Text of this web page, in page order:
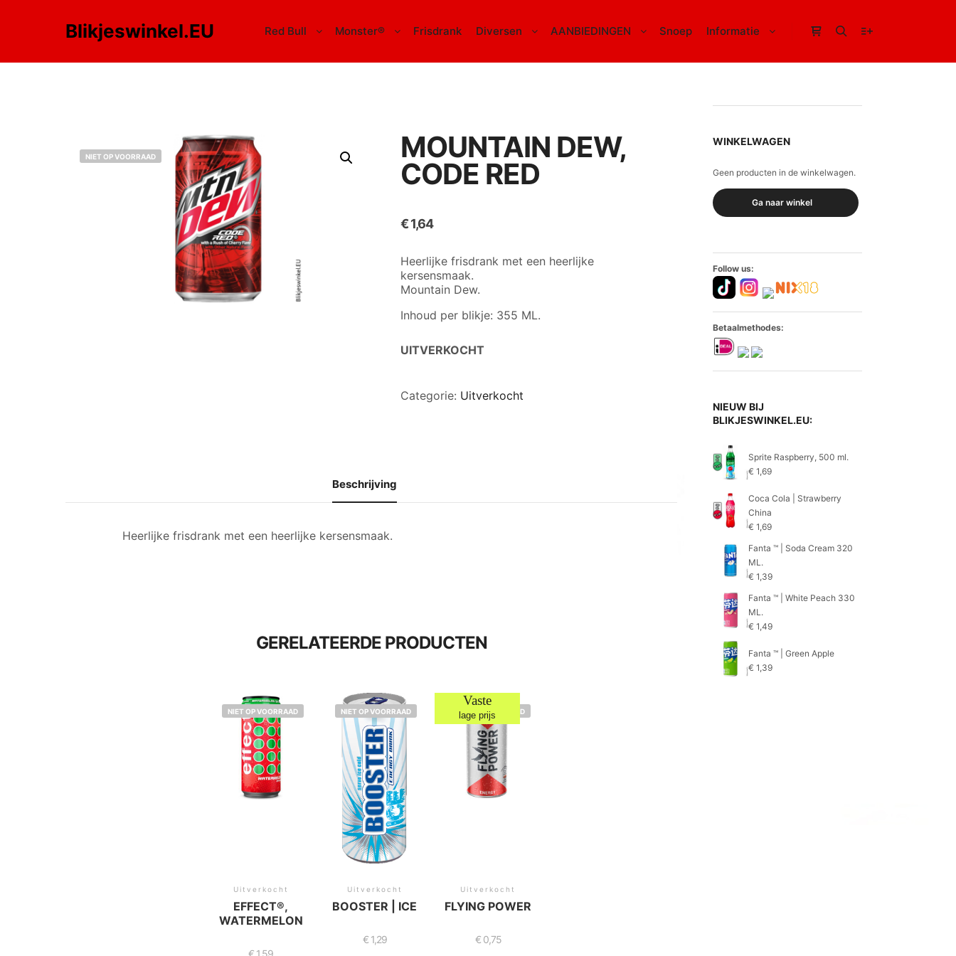
Blikjeswinkel.EU Red Bull Monster® Frisdrank Diversen AANBIEDINGEN Snoep Informatie
NIET OP VOORRAAD MOUNTAIN DEW,
CODE RED
€1,64
Heerlijke frisdrank met een heerlijke
kersensmaak.
Mountain Dew.
Inhoud per blikje: 355 ML.
UITVERKOCHT
Categorie: Uitverkocht
Beschrijving
Heerlijke frisdrank met een heerlijke kersensmaak.
GERELATEERDE PRODUCTEN
NIET OP VOORRAAD
Uitverkocht
EFFECT®,
WATERMELON
€ 1,59
NIET OP VOORRAAD
Uitverkocht
BOOSTER | ICE
€1,29
Vaste
lage prijs
NIET OP VOORRAAD
Uitverkocht
FLYING POWER
€0,75
WINKELWAGEN
Geen producten in de winkelwagen.
Ga naar winkel
Follow us:
Betaalmethodes:
NIEUW BIJ
BLIKJESWINKEL.EU:
Sprite Raspberry, 500 ml.
€ 1,69
Coca Cola | Strawberry
China
€ 1,69
Fanta ™ | Soda Cream 320
ML.
€ 1,39
Fanta ™ | White Peach 330
ML.
€ 1,49
Fanta ™ | Green Apple
€ 1,39